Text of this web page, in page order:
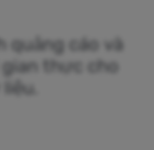
quảng cáo và
thực cho